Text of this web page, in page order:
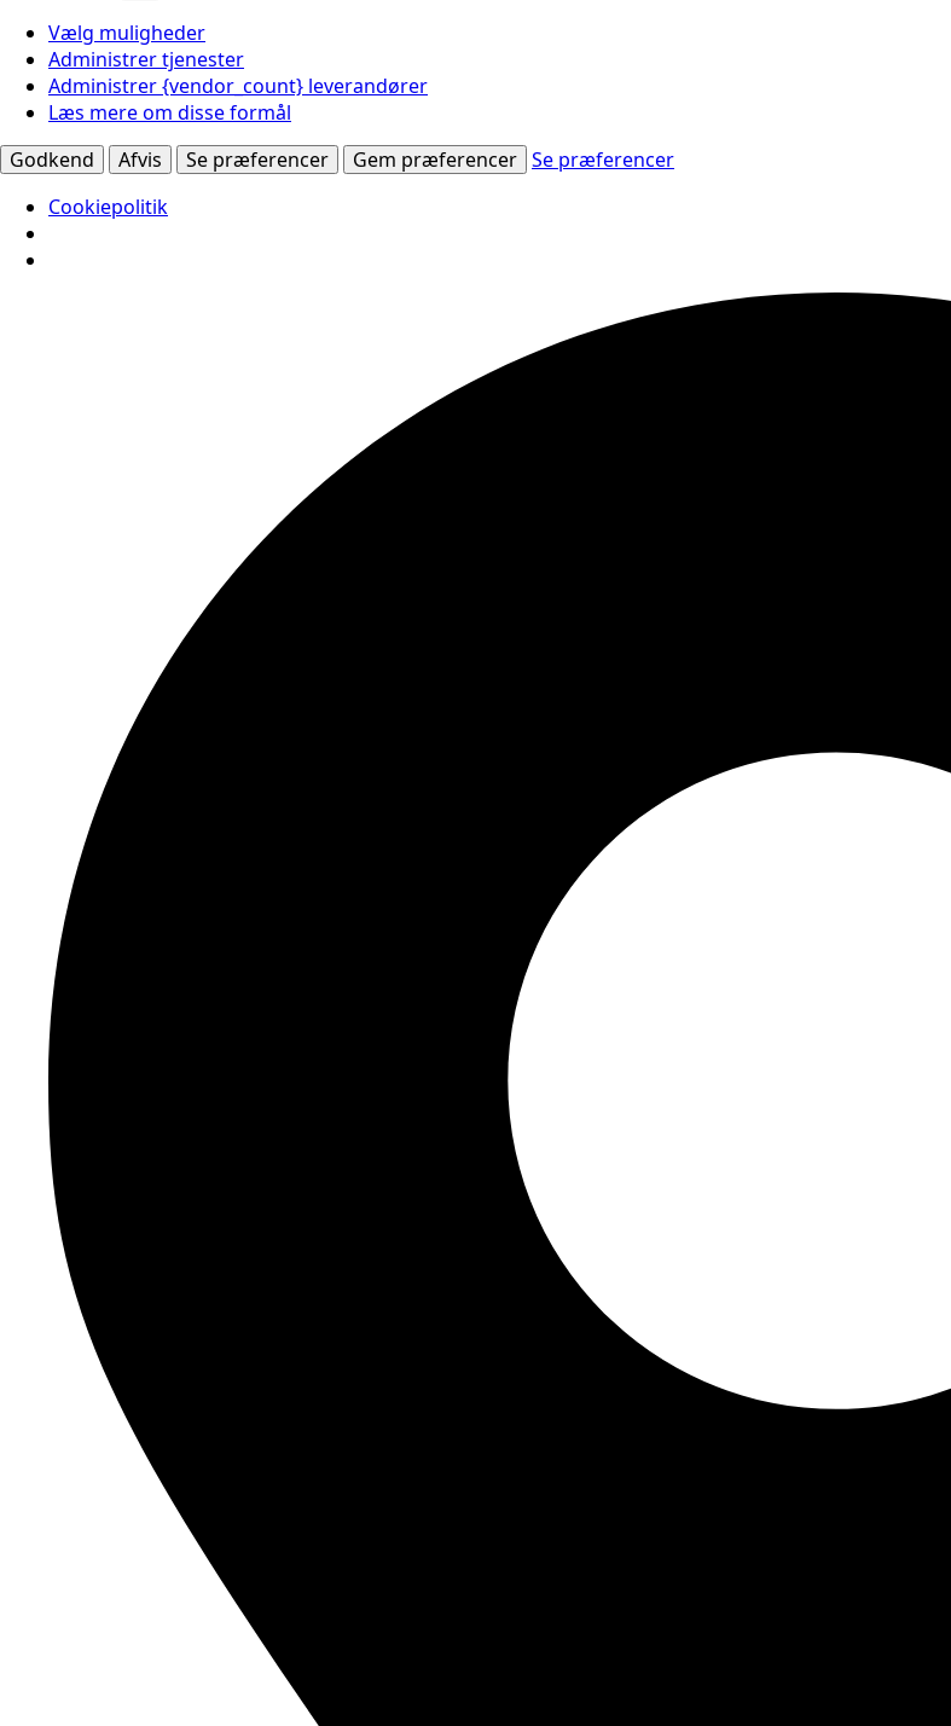
Vælg muligheder
Administrer tjenester
Administrer {vendor_count} leverandører
Læs mere om disse formål
Godkend
Afvis Se præferencer Gem præferencer Se præferencer
Cookiepolitik